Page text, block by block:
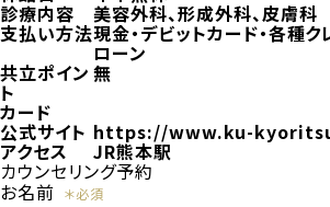
診療内容 美容外科、形成外科、皮膚科
支払い方法現金・デビットカード・各種
ローン
共立ポイン
ト
カード
無
公式サイト https://www.ku-
アクセス JR熊本駅
カウンセリング予約
お名前